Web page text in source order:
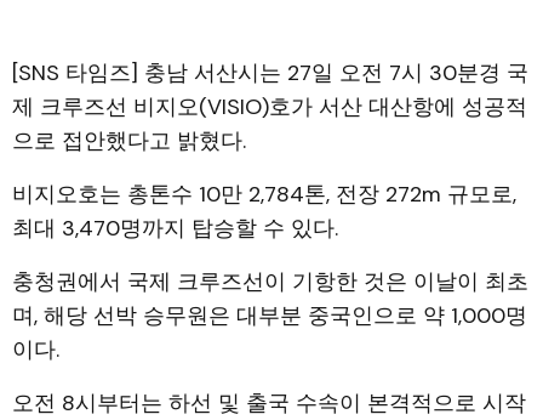
[SNS 타임즈] 충남 서산시는 27일 오전 7시 30분경 국
제 크루즈선 비지오(VISIO)호가 서산 대산항에 성공적
으로 접안했다고 밝혔다.
비지오호는 총톤수 10만 2,784톤, 전장 272m 규모로,
최대 3,470명까지 탑승할 수 있다.
충청권에서 국제 크루즈선이 기항한 것은 이날이 최초
며, 해당 선박 승무원은 대부분 중국인으로 약 1,000명
이다.
오전 8시부터는 하선 및 출국 수속이 본격적으로 시작